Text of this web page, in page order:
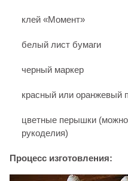
клей «Момент»
белый лист бумаги
черный маркер
красный или оранжевый
цветные перышки (можно
рукоделия)
Процесс изготовления: